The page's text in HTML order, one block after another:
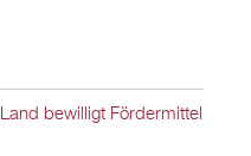
bewilligt Fördermittel